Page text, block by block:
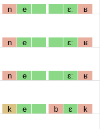
n e ɛː ʁ
n e ɛː ʁ
n e ɛː ʁ
k e b ɛ k